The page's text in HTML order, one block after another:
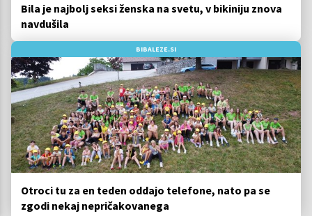
Bila je najbolj seksi ženska na svetu, v bikiniju znova
navdušila
BIBALEZE.SI
Otroci tu za en teden oddajo telefone, nato pa se
zgodi nekaj nepričakovanega